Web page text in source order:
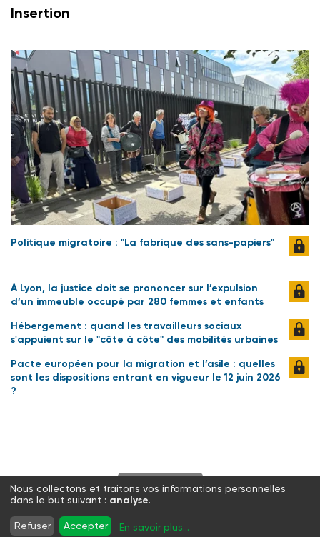
Insertion
Politique migratoire : "La fabrique des sans-papiers"
À Lyon, la justice doit se prononcer sur l’expulsion
d’un immeuble occupé par 280 femmes et enfants
Hébergement : quand les travailleurs sociaux
s'appuient sur le "côte à côte" des mobilités urbaines
Pacte européen pour la migration et l’asile : quelles
sont les dispositions entrant en vigueur le 12 juin 2026
?
S'abonner
Twitter Facebook
WhatsApp
Nous collectons et traitons vos informations personnelles
dans le but suivant : analyse.
Refuser Accepter En savoir plus...